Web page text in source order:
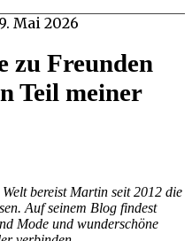
Mai 2026
zu Freunden
Teil meiner
bereist Martin seit 2012 die
Auf seinem Blog findest
Mode und wunderschöne